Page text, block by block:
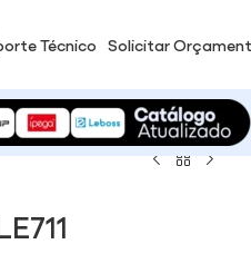
Técnico Solicitar